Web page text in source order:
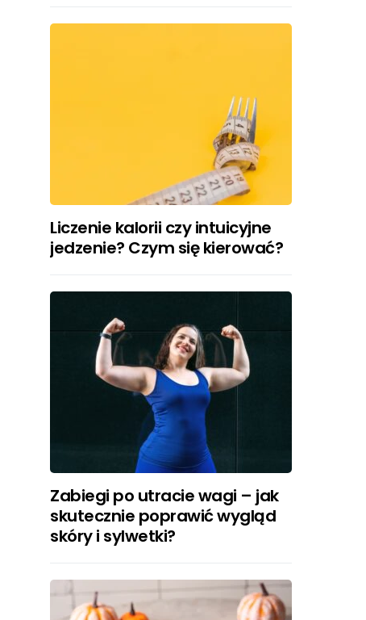
Liczenie kalorii czy intuicyjne
jedzenie? Czym się kierować?
Zabiegi po utracie wagi – jak
skutecznie poprawić wygląd
skóry i sylwetki?